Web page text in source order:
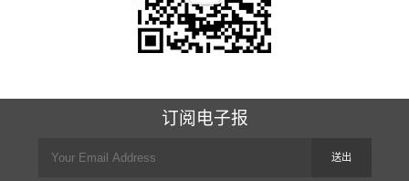
订阅电子报
送出